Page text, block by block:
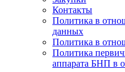
Контакты
Политика в
данных
Политика в
Политика
аппарата БНП в